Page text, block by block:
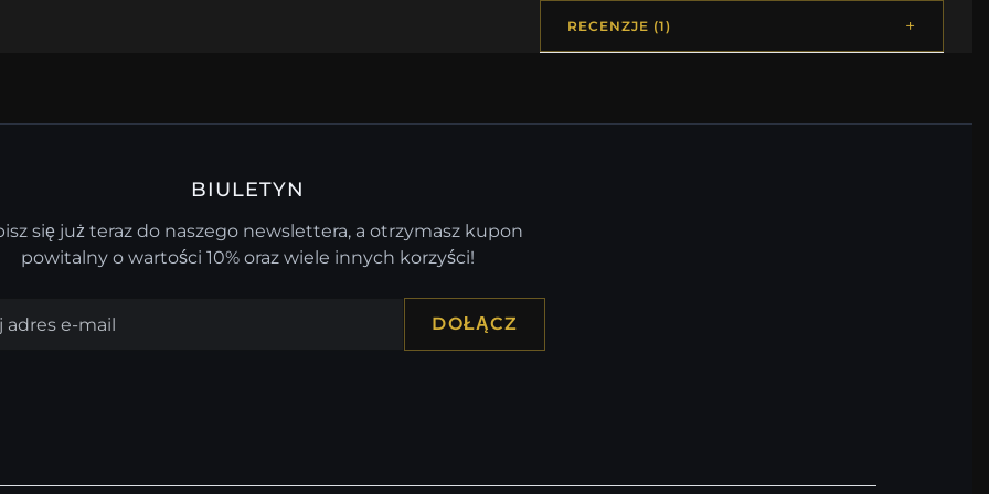
RECENZJE (1)
BIULETYN
się już teraz do naszego newslettera, a otrzymasz kupon
powitalny o wartości 10% oraz wiele innych korzyści!
DOŁĄCZ